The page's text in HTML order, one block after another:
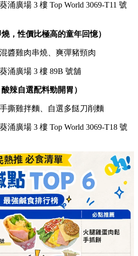
葵涌廣場 3 樓 Top World 3069-T11 號
，性價比極高的童年回憶）
混醬雞肉串燒、爽彈豬頸肉
葵涌廣場 3 樓 89B 號舖
辣自選配料勁開胃）
手撕雞拌麵、自選多餸刀削麵
葵涌廣場 3 樓 Top World 3069-T18 號